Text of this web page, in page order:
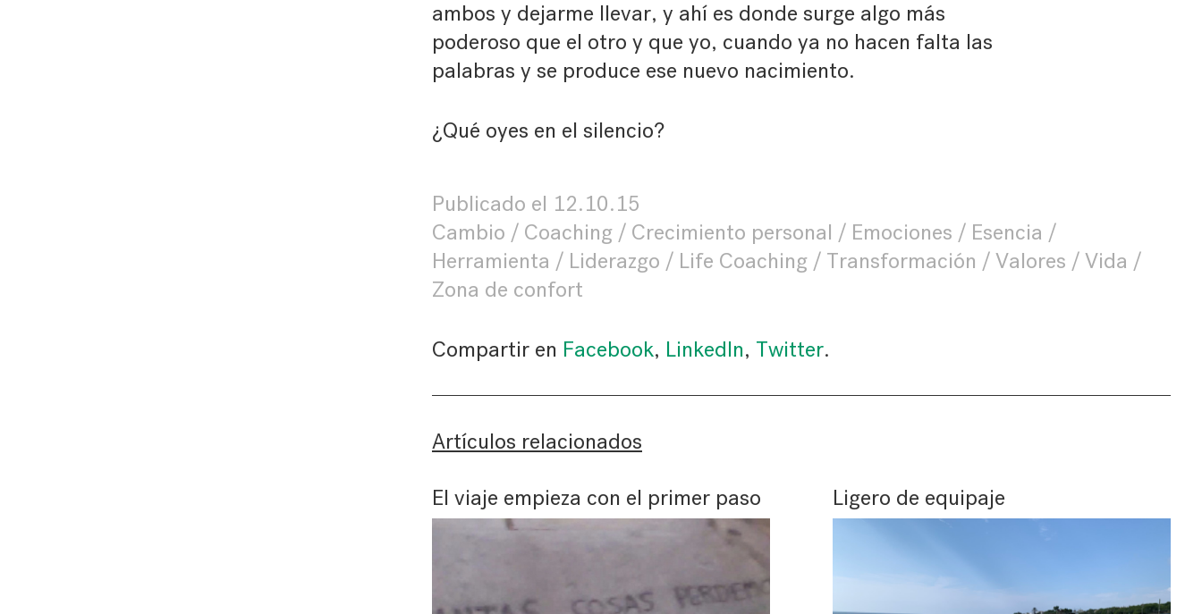
ambos y dejarme llevar, y ahí es donde surge algo más
poderoso que el otro y que yo, cuando ya no hacen falta las
palabras y se produce ese nuevo nacimiento.
¿Qué oyes en el silencio?
Publicado el 12.10.15
Cambio
Coaching Crecimiento personal Emociones
Esencia
Herramienta
Liderazgo Life Coaching Transformación Valores
Vida
Zona de confort
Compartir en Facebook, LinkedIn, Twitter.
Artículos relacionados
El viaje empieza con el primer paso Ligero de equipaje